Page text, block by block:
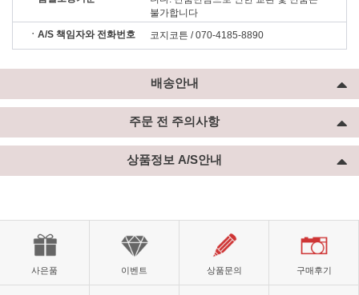
불가합니다
ㆍA/S 책임자와 전화번호
코지코튼 / 070-4185-8890
배송안내
주문 전 주의사항
상품정보 A/S안내
사은품 이벤트 상품문의 구매후기